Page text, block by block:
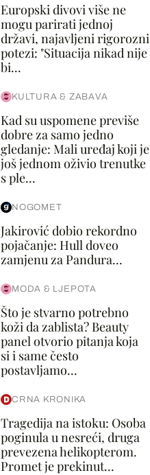
Europski divovi više ne
mogu parirati jednoj
državi, najavljeni rigorozni
potezi: "Situacija nikad nije
bi...
KULTURA & ZABAVA
Kad su uspomene previše
dobre za samo jedno
gledanje: Mali uređaj koji je
još jednom oživio trenutke
s ple...
NOGOMET
Jakirović dobio rekordno
pojačanje: Hull doveo
zamjenu za Pandura...
MODA & LJEPOTA
Što je stvarno potrebno
koži da zablista? Beauty
panel otvorio pitanja koja
si i same često
postavljamo...
CRNA KRONIKA
Tragedija na istoku: Osoba
poginula u nesreći, druga
prevezena helikopterom.
Promet je prekinut...